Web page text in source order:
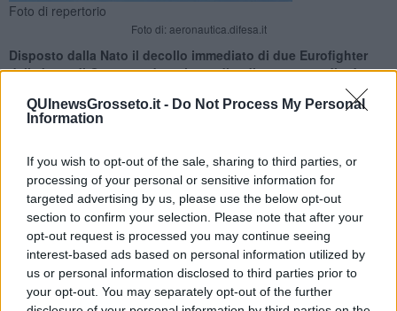
QUInewsGrosseto.it - Do Not Process My Personal
Information
If you wish to opt-out of the sale, sharing to third parties, or
processing of your personal or sensitive information for
targeted advertising by us, please use the below opt-out
section to confirm your selection. Please note that after your
opt-out request is processed you may continue seeing
interest-based ads based on personal information utilized by
us or personal information disclosed to third parties prior to
your opt-out. You may separately opt-out of the further
Foto di repertorio
Foto di: aeronautica.difesa.it
Disposto dalla Nato il decollo immediato di due Eurofighter
dalla base di Grosseto dopo la perdita di contatto radio da
GROSSETO —Due caccia Eurofighter dell’Aeronautica Militare, in
servizio di allarme per la sorveglianza dello spazio aereo nazionale
nella base di Grosseto, sono decollati ieri poco prima delle 18,30
dalla base aerea di Grosseto a seguito di un ordine discramble,
termine tecnico usato per definire un decollo immediato disposto
dal Combined Air Operations Centre (Caoc) della Nato di Torrejón,